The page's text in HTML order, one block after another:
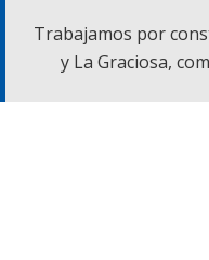
Trabajamos por
y La Graciosa,